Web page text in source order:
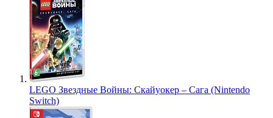
LEGO Звездные Войны: Скайуокер – Сага (Nintendo
Switch)